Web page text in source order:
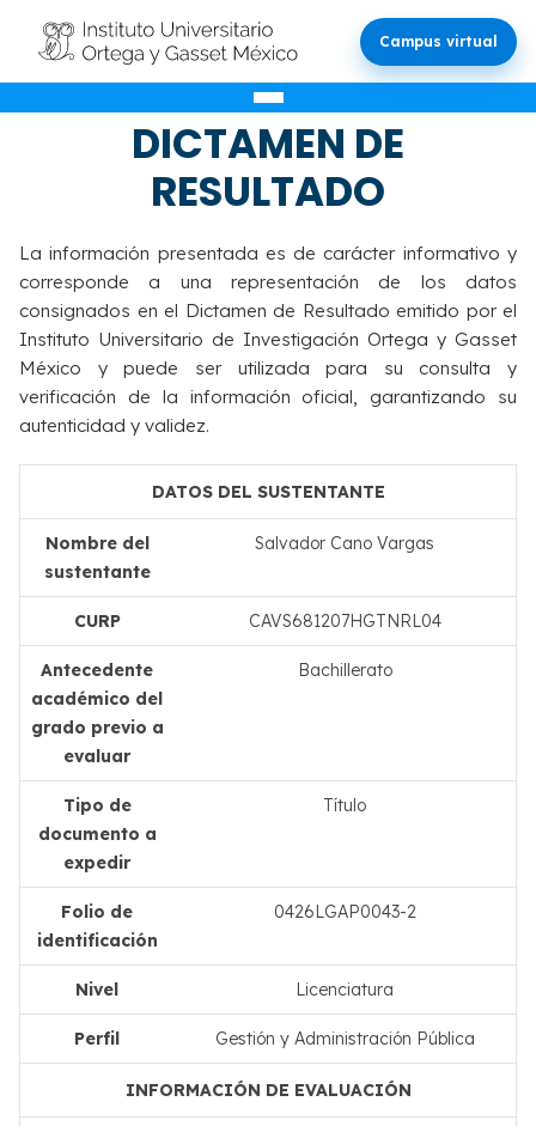
Campus virtual
VALIDACIÓN DEL
DICTAMEN DE
RESULTADO
La información presentada es de carácter informativo y
corresponde a una representación de los datos
consignados en el Dictamen de Resultado emitido por el
Instituto Universitario de Investigación Ortega y Gasset
México y puede ser utilizada para su consulta y
verificación de la información oficial, garantizando su
autenticidad y validez.
DATOS DEL SUSTENTANTE
Nombre del
sustentante
Salvador Cano Vargas
CURP CAVS681207HGTNRL04
Antecedente
académico del
grado previo a
evaluar
Bachillerato
Tipo de
documento a
expedir
Título
Folio de
identificación
0426LGAP0043-2
Nivel Licenciatura
Perfil Gestión y Administración Pública
INFORMACIÓN DE EVALUACIÓN